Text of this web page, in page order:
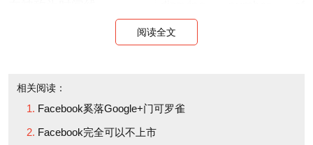
（Timeline）；将应用程
的“社交图景”（social
graph）功能，也就是网
announcements: He
new way to bring
阅读全文
相关阅读：
Facebook奚落Google+门可罗雀
Facebook完全可以不上市